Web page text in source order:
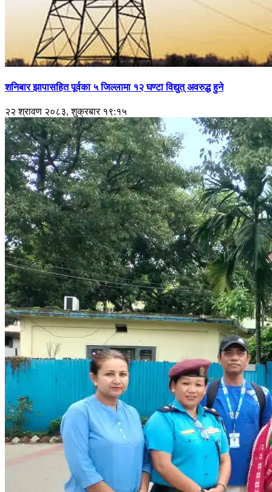
शनिबार झापासहित पूर्वका ५ जिल्लामा १२ घण्टा विद्युत् अवरुद्ध हुने
२२ श्रावण २०८३, शुक्रबार १९:१५